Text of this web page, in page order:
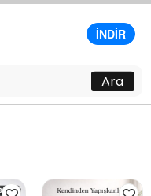
İNDİR0
Ara